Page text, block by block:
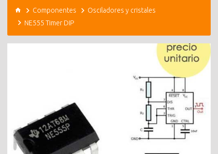
Componentes
Osciladores y cristales
NE555 Timer DIP